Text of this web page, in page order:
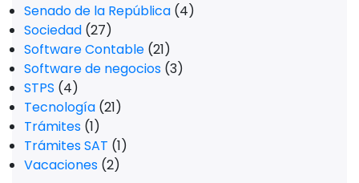
Senado de la República (4)
Sociedad (27)
Software Contable (21)
Software de negocios (3)
STPS (4)
Tecnología (21)
Trámites (1)
Trámites SAT (1)
Vacaciones (2)